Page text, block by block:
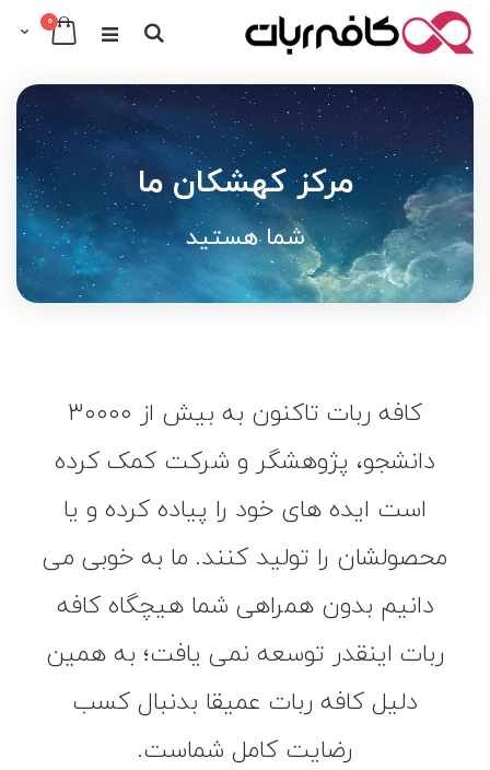
Cart0 عدد
Search
to
Content
مرکز کهشکان ما
شما هستید
کافه ربات تاکنون به بیش از ۳۰۰۰۰
دانشجو، پژوهشگر و شرکت کمک کرده
است ایده های خود را پیاده کرده و یا
محصولشان را تولید کنند. ما به خوبی می
دانیم بدون همراهی شما هیچگاه کافه
ربات اینقدر توسعه نمی یافت؛ به همین
دلیل کافه ربات عمیقا بدنبال کسب
رضایت کامل شماست.